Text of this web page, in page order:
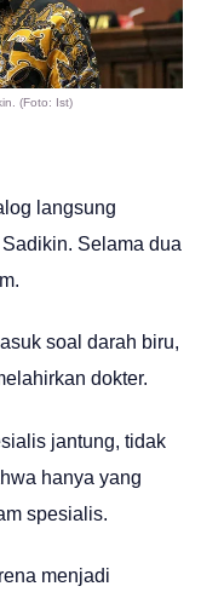
(Foto: Ist)
langsung
Selama dua
soal darah biru,
dokter.
jantung, tidak
hanya yang
spesialis.
menjadi